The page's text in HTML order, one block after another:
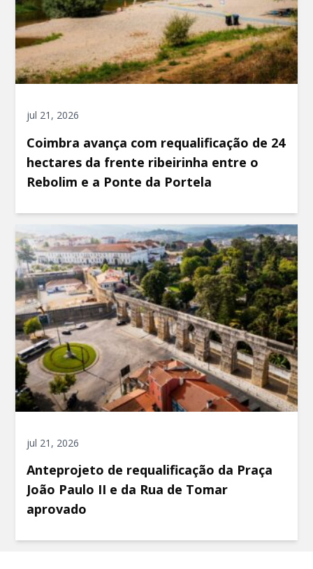
jul 21, 2026
Coimbra avança com requalificação de 24
hectares da frente ribeirinha entre o
Rebolim e a Ponte da Portela
jul 21, 2026
Anteprojeto de requalificação da Praça
João Paulo II e da Rua de Tomar
aprovado